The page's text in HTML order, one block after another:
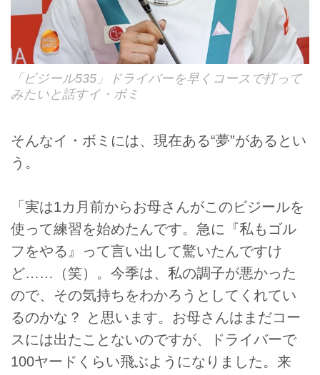
「ビジール535」ドライバーを早くコースで打って
みたいと話すイ・ボミ
そんなイ・ボミには、現在ある“夢”があるとい
う。
「実は1カ月前からお母さんがこのビジールを
使って練習を始めたんです。急に『私もゴル
フをやる』って言い出して驚いたんですけ
ど……（笑）。今季は、私の調子が悪かった
ので、その気持ちをわかろうとしてくれてい
るのかな？ と思います。お母さんはまだコー
スには出たことないのですが、ドライバーで
100ヤードくらい飛ぶようになりました。来